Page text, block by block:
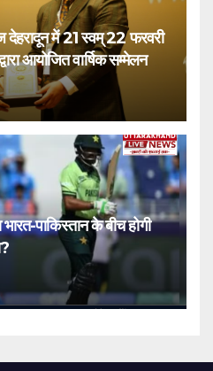
में 21 स्वम् 22 फरवरी
आयोजित वार्षिक सम्मेलन
पाकिस्तान के बीच होगी